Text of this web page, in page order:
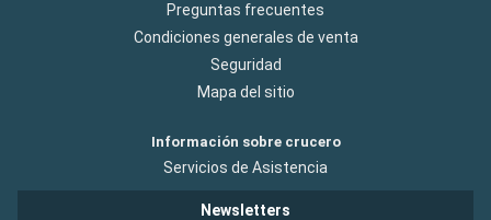
Preguntas frecuentes
Condiciones generales de venta
Seguridad
Mapa del sitio
Información sobre crucero
Servicios de Asistencia
Newsletters